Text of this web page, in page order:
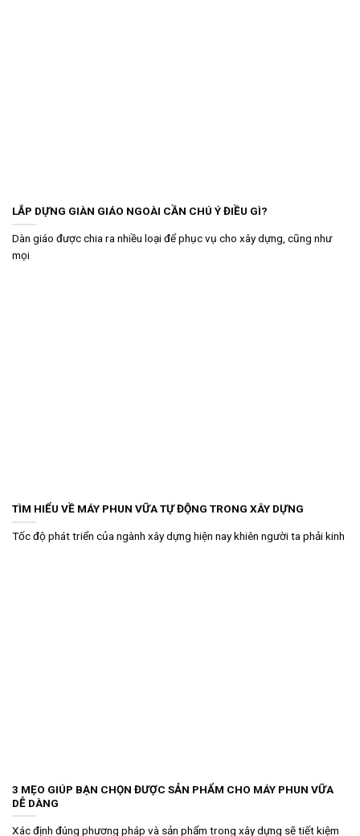
LẮP DỰNG GIÀN GIÁO NGOÀI CẦN CHÚ Ý ĐIỀU GÌ?
Dàn giáo được chia ra nhiều loại để phục vụ cho xây dựng, cũng như
mọi
TÌM HIỂU VỀ MÁY PHUN VỮA TỰ ĐỘNG TRONG XÂY DỰNG
Tốc độ phát triển của ngành xây dựng hiện nay khiên người ta phải kinh
3 MẸO GIÚP BẠN CHỌN ĐƯỢC SẢN PHẨM CHO MÁY PHUN VỮA
DỄ DÀNG
Xác định đúng phương pháp và sản phẩm trong xây dựng sẽ tiết kiệm